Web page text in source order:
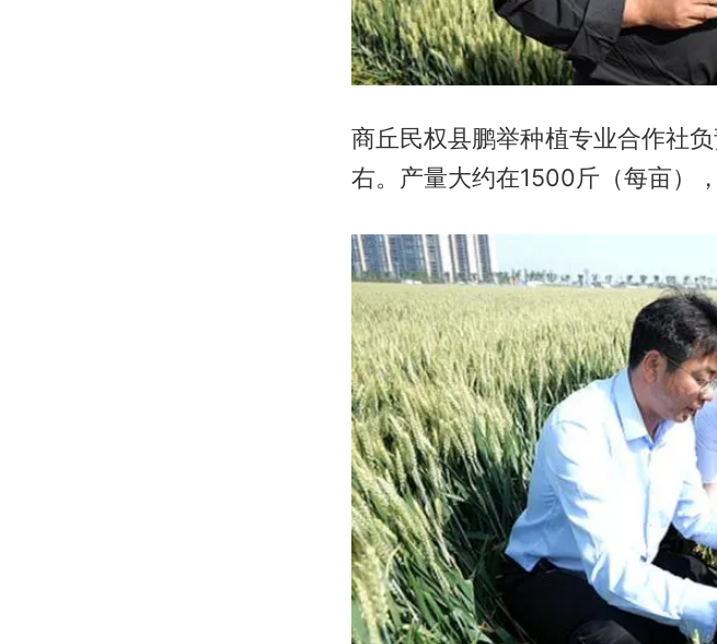
商丘民权县鹏举种植专业合作社
右。产量大约在1500斤（每亩）